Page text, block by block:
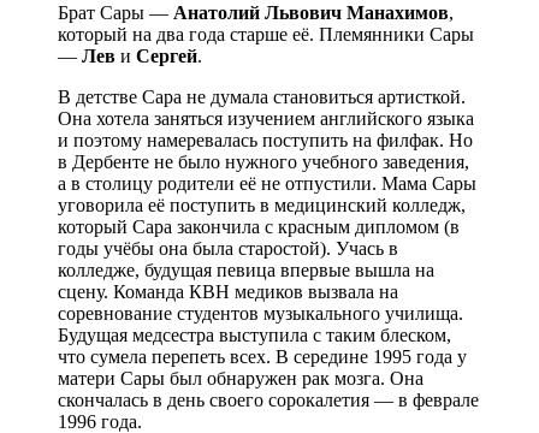
Брат Сары — Анатолий Львович Манахимов,
который на два года старше её. Племянники Сары
— Лев и Сергей.
В детстве Сара не думала становиться артисткой.
Она хотела заняться изучением английского языка
и поэтому намеревалась поступить на филфак. Но
в Дербенте не было нужного учебного заведения,
а в столицу родители её не отпустили. Мама Сары
уговорила её поступить в медицинский колледж,
который Сара закончила с красным дипломом (в
годы учёбы она была старостой). Учась в
колледже, будущая певица впервые вышла на
сцену. Команда КВН медиков вызвала на
соревнование студентов музыкального училища.
Будущая медсестра выступила с таким блеском,
что сумела перепеть всех. В середине 1995 года у
матери Сары был обнаружен рак мозга. Она
скончалась в день своего сорокалетия — в феврале
1996 года.